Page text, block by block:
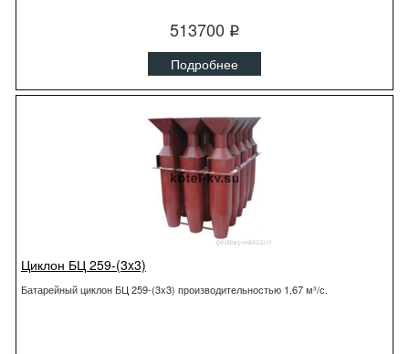
513700 q
Подробнее
Циклон БЦ 259-(3x3)
Батарейный циклон БЦ 259-(3x3) производительностью 1,67 м³/с.